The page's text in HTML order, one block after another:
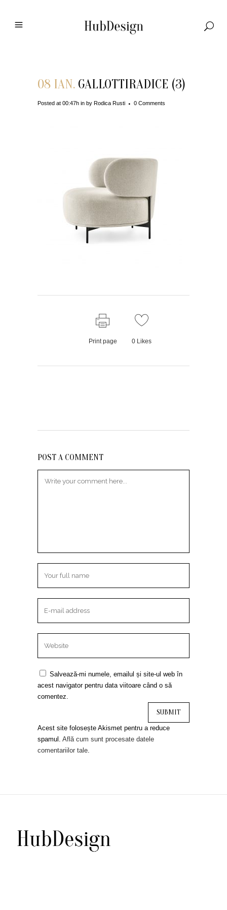
08 IAN. GALLOTTIRADICE (3)
Posted at 00:47h in by Rodica Rusti 0 Comments
Print page 0Likes
POST A COMMENT
Salvează-mi numele, emailul și site-ul web în
acest navigator pentru data viitoare când o să
comentez.
Acest site folosește Akismet pentru a reduce
spamul. Află cum sunt procesate datele
comentariilor tale.